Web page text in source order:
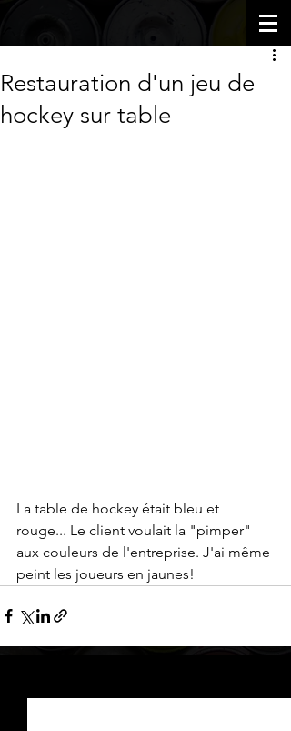
Restauration d'un jeu de
hockey sur table
La table de hockey était bleu et
rouge... Le client voulait la "pimper"
aux couleurs de l'entreprise. J'ai même
peint les joueurs en jaunes!